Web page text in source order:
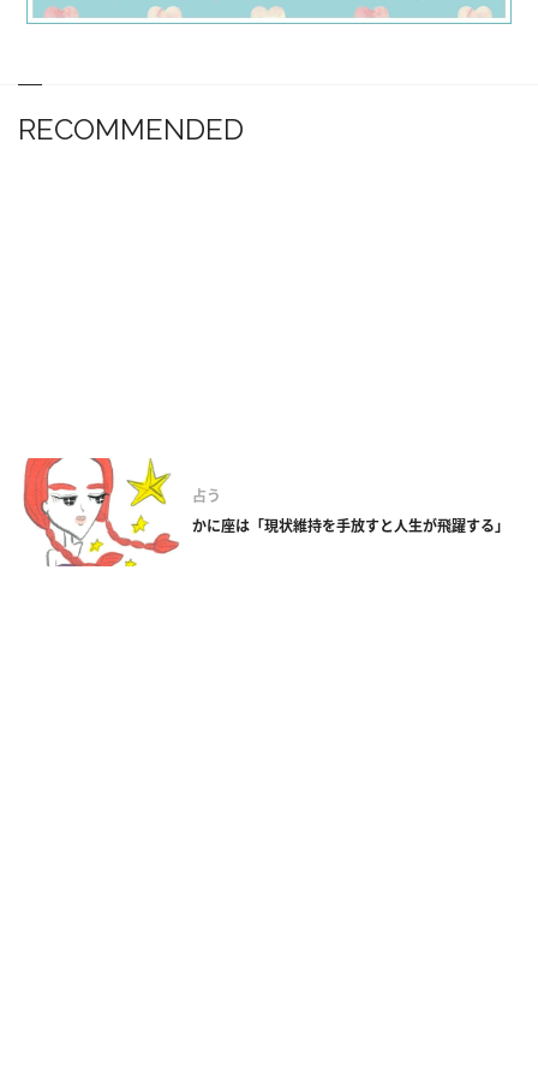
RECOMMENDED
占う
かに座は「現状維持を手放すと人生が飛躍する」